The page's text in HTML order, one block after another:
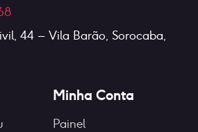
44 – Vila Barão, Sorocaba,
Minha Conta
Painel